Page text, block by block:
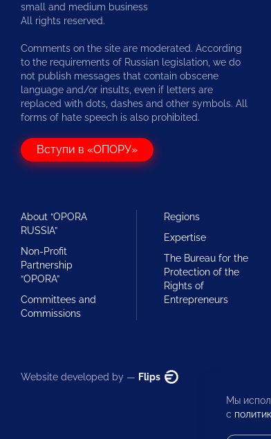
small and medium business
All rights reserved.
Comments on the site are moderated. According
to the requirements of Russian legislation, we do
not publish messages that contain obscene
language and/or insults, even if letters are
replaced with dots, dashes and other symbols. All
forms of hate speech is also prohibited.
Вступи в «ОПОРУ»
About “OPORA
RUSSIA”
Non-Profit
Partnership
“OPORA”
Committees and
Commissions
Regions
Expertise
The Bureau for the
Protection of the
Rights of
Entrepreneurs
Website developed by — Flips
Мы
с